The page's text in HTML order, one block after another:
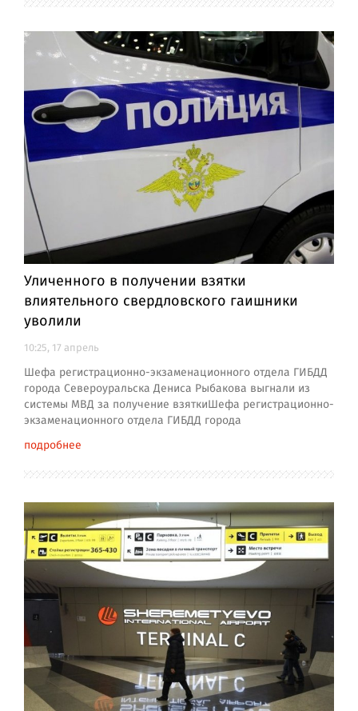
Уличенного в получении взятки
влиятельного свердловского гаишники
уволили
10:25, 17 апрель
Шефа регистрационно-экзаменационного отдела ГИБДД
города Североуральска Дениса Рыбакова выгнали из
системы МВД за получение взяткиШефа регистрационно-
экзаменационного отдела ГИБДД города
подробнее